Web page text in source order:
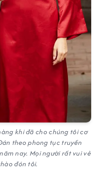
khi đã cho chúng tôi cơ
theo phong tục truyền
nay. Mọi người rất vui vẻ
đón tôi.